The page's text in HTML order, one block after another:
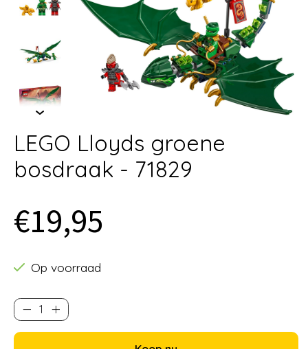
LEGO Lloyds groene
bosdraak - 71829
€19,95
Op voorraad